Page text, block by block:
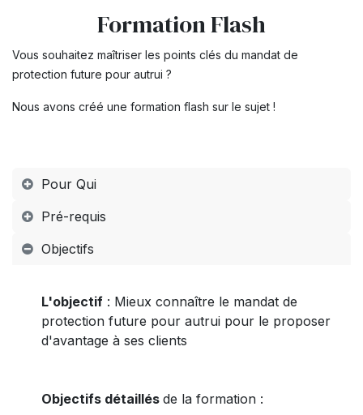
Formation Flash
Vous souhaitez maîtriser les points clés du mandat de
protection future pour autrui ?
Nous avons créé une formation flash sur le sujet !
Pour Qui
Pré-requis
Objectifs
L'objectif : Mieux connaître le mandat de
protection future pour autrui pour le proposer
d'avantage à ses clients
Objectifs détaillés de la formation :